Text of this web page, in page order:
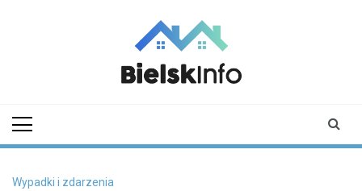
Podlaskiego i
Wypadki i zdarzenia